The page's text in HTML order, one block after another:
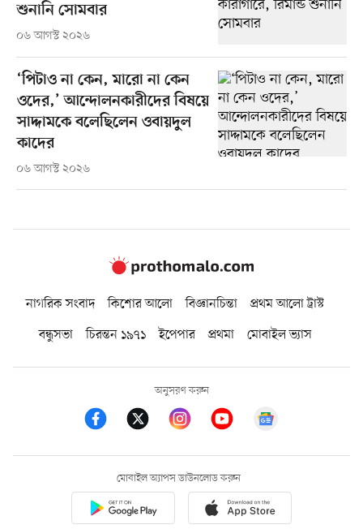
শুনানি সোমবার
০৬ আগস্ট ২০২৬
‘পিটাও না কেন, মারো না কেন
ওদের,’ আন্দোলনকারীদের বিষয়ে
সাদ্দামকে বলেছিলেন ওবায়দুল
কাদের
০৬ আগস্ট ২০২৬
নাগরিক সংবাদ কিশোর আলো বিজ্ঞানচিন্তা
প্রথম আলো ট্রাস্ট
বন্ধুসভা
চিরন্তন ১৯৭১ ইপেপার প্রথমা মোবাইল ভ্যাস
অনুসরণ করুন
মোবাইল অ্যাপস ডাউনলোড করুন